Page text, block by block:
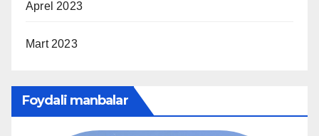
Aprel 2023
Mart 2023
Foydali manbalar